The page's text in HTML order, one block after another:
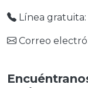
Línea gratuita:
Correo